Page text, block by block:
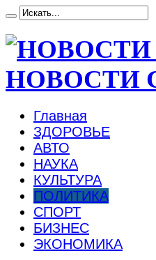
НОВОСТИ
Главная
ЗДОРОВЬЕ
АВТО
НАУКА
КУЛЬТУРА
ПОЛИТИКА
СПОРТ
БИЗНЕС
ЭКОНОМИКА